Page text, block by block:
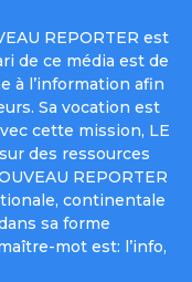
REPORTER est
de ce média est de
à l’information afin
Sa vocation est
cette mission, LE
des ressources
REPORTER
continentale
sa forme
mot est: l’info,